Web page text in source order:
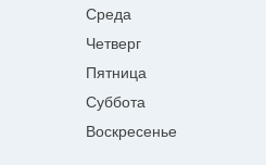
Среда
Четверг
Пятница
Суббота
Воскресенье